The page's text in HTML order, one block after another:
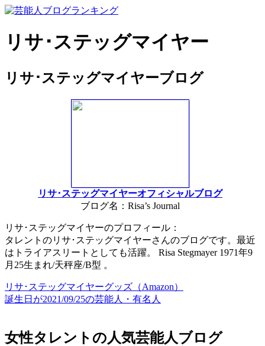
リサ･ステッグマイヤー
リサ･ステッグマイヤーブログ
リサ･ステッグマイヤーオフィシャルブログ
ブログ名：Risa’s Journal
リサ･ステッグマイヤーのプロフィール：
タレントのリサ･ステッグマイヤーさんのブログです。最近
はトライアスリートとしても活躍。 Risa Stegmayer 1971年9
月25生まれ/天秤座/B型 。
リサ･ステッグマイヤーグッズ（Amazon）
誕生日が2021/09/25の芸能人・有名人
女性タレントの人気芸能人ブログ